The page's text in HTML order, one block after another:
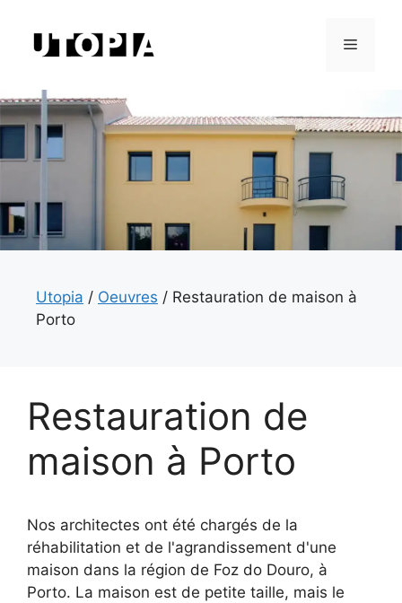
contenu
Menu
Utopia / Oeuvres / Restauration de maison à
Porto
Restauration de
maison à Porto
Nos architectes ont été chargés de la
réhabilitation et de l'agrandissement d'une
maison dans la région de Foz do Douro, à
Porto. La maison est de petite taille, mais le